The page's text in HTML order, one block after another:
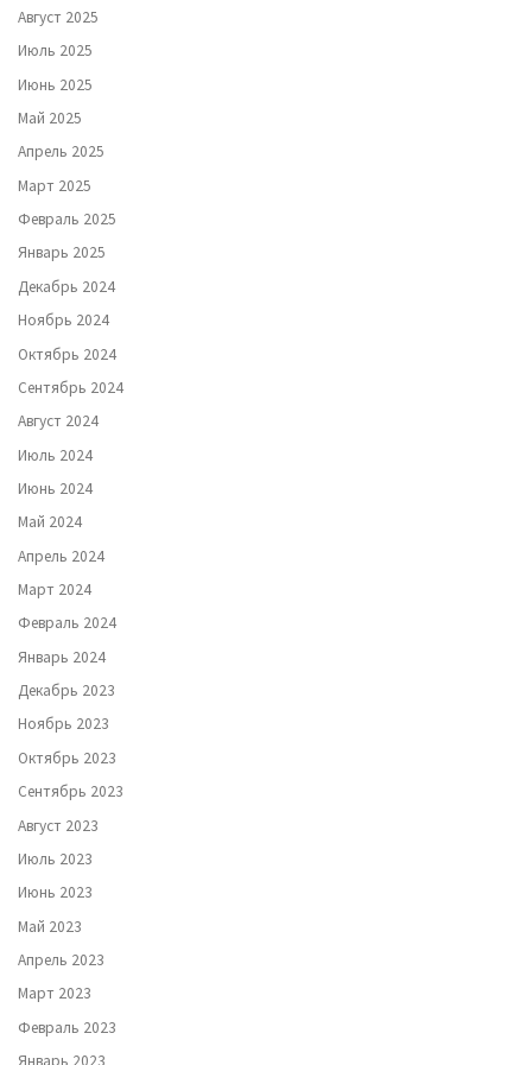
Август 2025
Июль 2025
Июнь 2025
Май 2025
Апрель 2025
Март 2025
Февраль 2025
Январь 2025
Декабрь 2024
Ноябрь 2024
Октябрь 2024
Сентябрь 2024
Август 2024
Июль 2024
Июнь 2024
Май 2024
Апрель 2024
Март 2024
Февраль 2024
Январь 2024
Декабрь 2023
Ноябрь 2023
Октябрь 2023
Сентябрь 2023
Август 2023
Июль 2023
Июнь 2023
Май 2023
Апрель 2023
Март 2023
Февраль 2023
Январь 2023